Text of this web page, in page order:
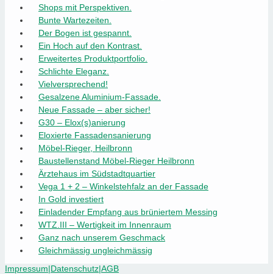
Shops mit Perspektiven.
Bunte Wartezeiten.
Der Bogen ist gespannt.
Ein Hoch auf den Kontrast.
Erweitertes Produktportfolio.
Schlichte Eleganz.
Vielversprechend!
Gesalzene Aluminium-Fassade.
Neue Fassade – aber sicher!
G30 – Elox(s)anierung
Eloxierte Fassadensanierung
Möbel-Rieger, Heilbronn
Baustellenstand Möbel-Rieger Heilbronn
Ärztehaus im Südstadtquartier
Vega 1 + 2 – Winkelstehfalz an der Fassade
In Gold investiert
Einladender Empfang aus brüniertem Messing
WTZ.III – Wertigkeit im Innenraum
Ganz nach unserem Geschmack
Gleichmässig ungleichmässig
Impressum|Datenschutz|AGB